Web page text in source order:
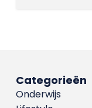
Categorieën
Onderwijs